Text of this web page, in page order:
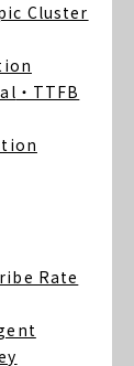
Cluster
・TTFB
Rate